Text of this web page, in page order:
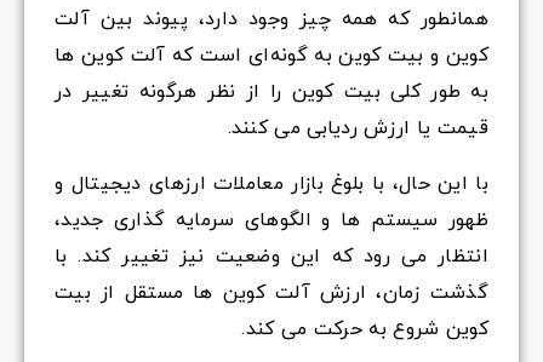
همانطور که همه چیز وجود دارد، پیوند بین آلت
کوین و بیت کوین به گونه‌ای است که آلت کوین ها
به طور کلی بیت کوین را از نظر هرگونه تغییر در
قیمت یا ارزش ردیابی می کنند.
با این حال، با بلوغ بازار معاملات ارزهای دیجیتال و
ظهور سیستم ها و الگوهای سرمایه گذاری جدید،
انتظار می رود که این وضعیت نیز تغییر کند. با
گذشت زمان، ارزش آلت کوین ها مستقل از بیت
کوین شروع به حرکت می کند.